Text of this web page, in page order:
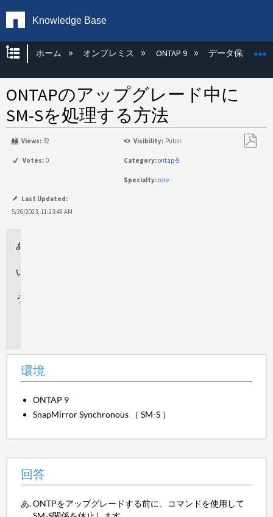
Knowledge Base
グローバル階層を展開/折りたたむ
ホーム オンプレミス ONTAP 9 データ保護
ONTAPのアップグレード中に
SM-Sを処理する方法
Views: 32 Visibility: Public
Votes: 0 Category:ontap-9
Specialty:core
Last Updated:
5/26/2023, 11:23:48 AM
環境
ONTAP 9
SnapMirror Synchronous （ SM-S ）
回答
ONTPをアップグレードする前に、コマンドを使用して